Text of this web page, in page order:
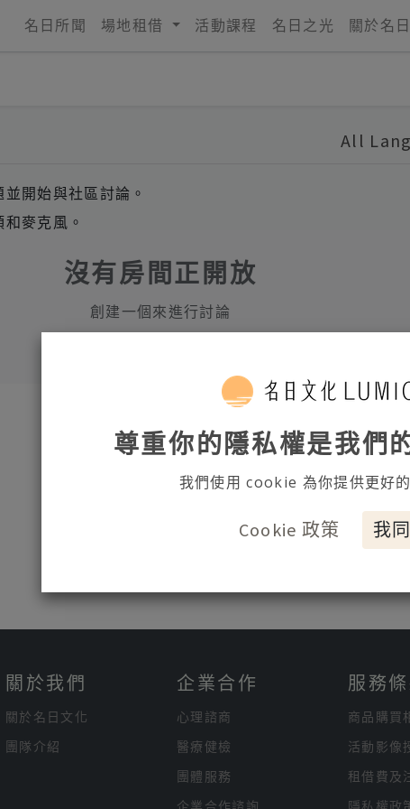
名日所聞 場地租借 活動課程 名日之光 關於名日
All
開始與社區討論。
麥克風。
沒有房間正開放
創建一個來進行討論
關於我們
關於名日文化
團隊介紹
企業合作
心理諮商
醫療健檢
團體服務
服務
商品購買
活動影像
租借費及
尊重你的隱私權是我們
我們使用 cookie 為你提供更好
Cookie 政策 我